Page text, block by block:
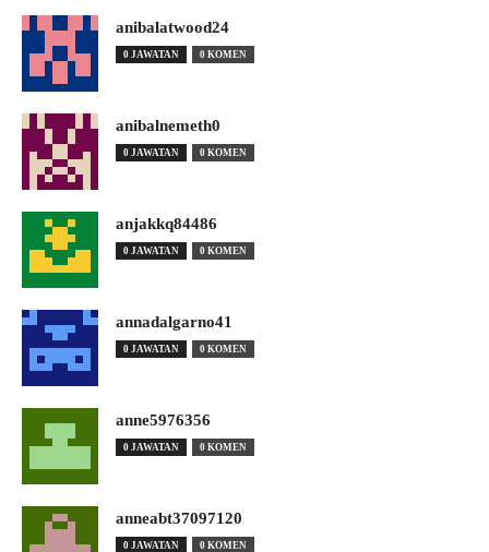
anibalatwood24
0 JAWATAN 0 KOMEN
anibalnemeth0
0 JAWATAN 0 KOMEN
anjakkq84486
0 JAWATAN 0 KOMEN
annadalgarno41
0 JAWATAN 0 KOMEN
anne5976356
0 JAWATAN 0 KOMEN
anneabt37097120
0 JAWATAN 0 KOMEN